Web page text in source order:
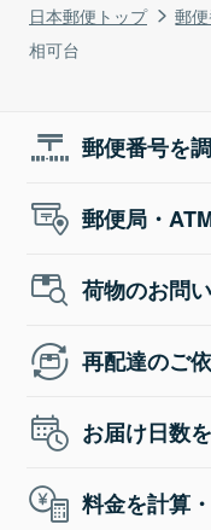
日本郵便トップ 郵
相可台
郵便番号を
郵便局・
荷物のお問
再配達のご
お届け日数
料金を計算